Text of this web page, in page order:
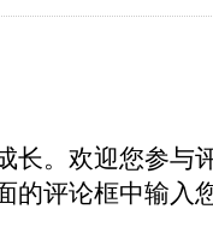
长。欢迎您参与
的评论框中输入